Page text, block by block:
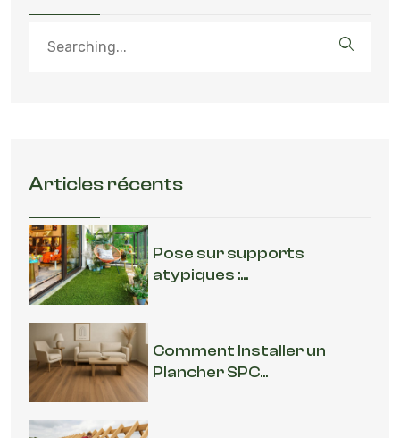
Articles récents
Pose sur supports
atypiques :...
Comment Installer un
Plancher SPC...